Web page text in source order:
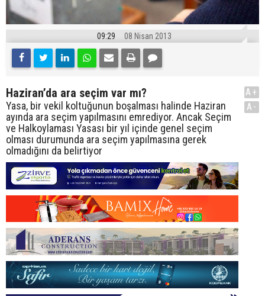
09:29 08 Nisan 2013
Haziran’da ara seçim var mı?
Yasa, bir vekil koltuğunun boşalması halinde Haziran
ayında ara seçim yapılmasını emrediyor. Ancak Seçim
ve Halkoylaması Yasası bir yıl içinde genel seçim
olması durumunda ara seçim yapılmasına gerek
olmadığını da belirtiyor
A+
A-